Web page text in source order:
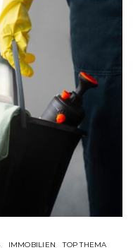
IMMOBILIEN TOP THEMA